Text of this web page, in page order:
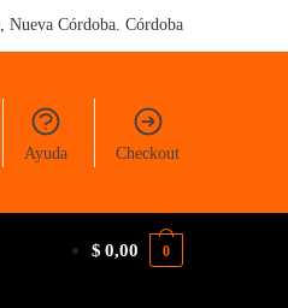
Nueva Córdoba. Córdoba
Ayuda Checkout
$ 0,00 0